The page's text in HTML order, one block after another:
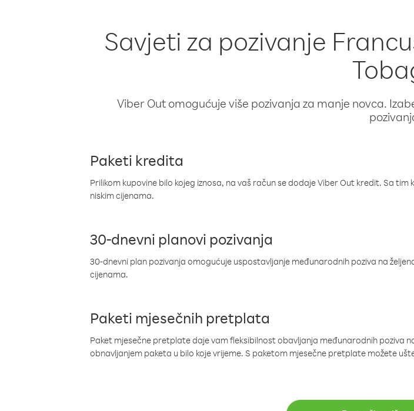
Savjeti za pozivanje
Viber Out omogućuje više pozivanja za manje novca.
Paketi kredita
Prilikom kupovine bilo kojeg iznosa, na vaš račun se dodaje Viber Out kredit. Sa
niskim cijenama.
30-dnevni planovi pozivanja
30-dnevni plan pozivanja omogućuje uspostavljanje međunarodnih poziva na
cijenama.
Paketi mjesečnih pretplata
Paket mjesečne pretplate daje vam fleksibilnost obavljanja međunarodnih poziva
obnavljanjem paketa u bilo koje vrijeme. S paketom mjesečne pretplate možete